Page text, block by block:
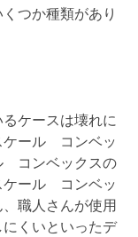
つか種類があり
ケースは壊れに
ケール コンベッ
コンベックスの
ケール コンベッ
職人さんが使用
くいといったデ